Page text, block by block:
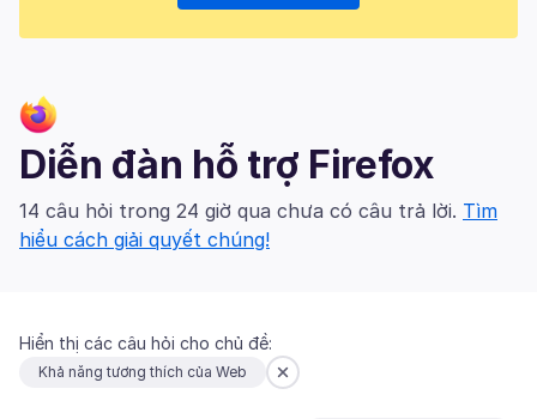
Diễn đàn hỗ trợ Firefox
14 câu hỏi trong 24 giờ qua chưa có câu trả lời. Tìm
hiểu cách giải quyết chúng!
Hiển thị các câu hỏi cho chủ đề:
Khả năng tương thích của Web